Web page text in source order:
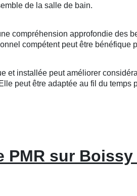
de la salle de bain.
compréhension approfondie des
compétent peut être
et installée peut améliorer
peut être adaptée au fil du
sur